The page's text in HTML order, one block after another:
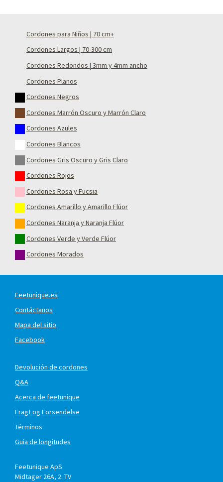
Cordones para Niños | 70 cm+
Cordones Largos | 70-300 cm
Cordones Redondos | 3mm y 4mm ancho
Cordones Planos
Cordones Negros
Cordones Marrón Oscuro y Marrón Claro
Cordones Azules
Cordones Blancos
Cordones Gris Oscuro y Gris Claro
Cordones Rojos
Cordones Rosa y Fucsia
Cordones Amarillo y Amarillo Flúor
Cordones Naranja y Naranja Flúor
Cordones Verde y Verde Flúor
Cordones Morados
Feetunique.es
Contáctanos
Mapa del sitio
Facebook
Devolución de cordones
Q&A
Acerca de feetunique
Fragt og Forsendelse
Términos
Guía de longitudes
Feetunique ApS
Midtager 26A, 2. TV